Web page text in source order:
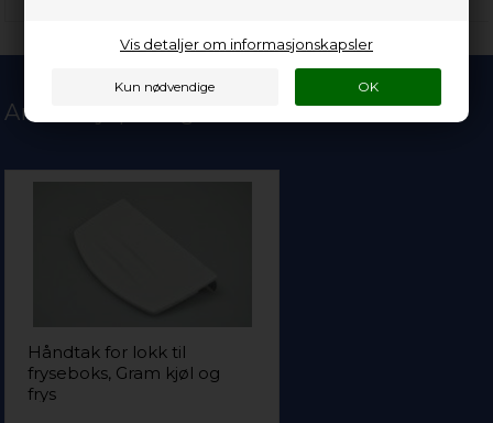
Vis detaljer om informasjonskapsler
Andre kjøpte også
Håndtak for lokk til
fryseboks, Gram kjøl og
frys